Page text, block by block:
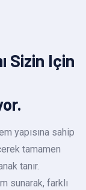
Sizin Için
yapısına sahip
tamamen
tanır.
sunarak, farklı